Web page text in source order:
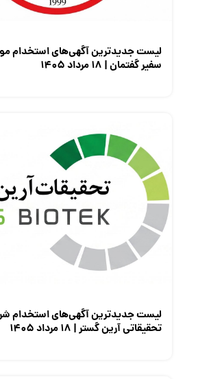
لیست جدیدترین آگهی‌های استخدام
سفیر گفتمان | ۱۸ مرداد ۱۴۰۵
لیست جدیدترین آگهی‌های استخدام
تحقیقاتی آرین گستر | ۱۸ مرداد ۱۴۰۵